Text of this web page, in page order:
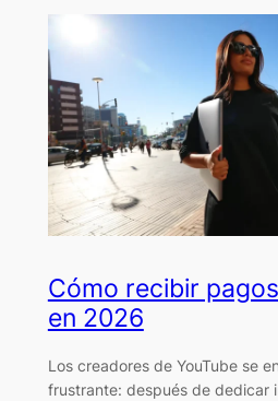
Cómo recibir
en 2026
Los creadores de YouTube se
frustrante: después de dedicar